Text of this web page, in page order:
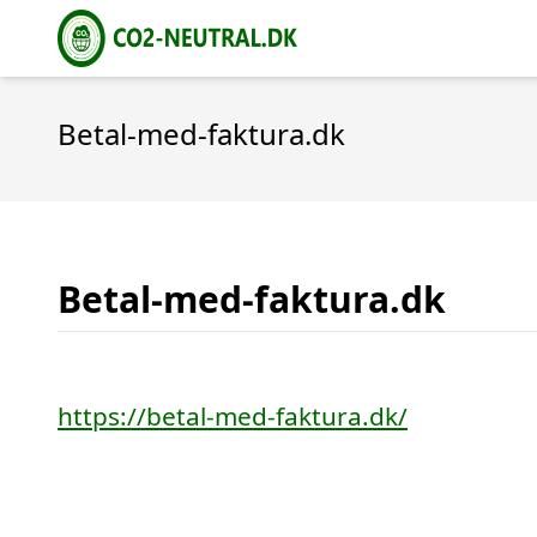
Betal-med-faktura.dk
Betal-med-faktura.dk
https://betal-med-faktura.dk/